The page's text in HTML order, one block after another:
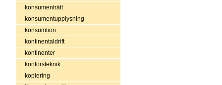
konsumenträtt
konsumentupplysning
konsumtion
kontinentaldrift
kontinenter
kontorsteknik
kopiering